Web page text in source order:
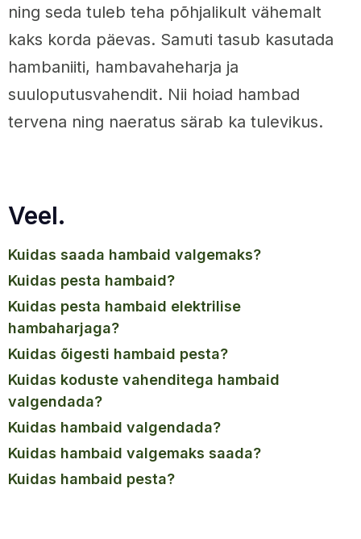
ning seda tuleb teha põhjalikult vähemalt
kaks korda päevas. Samuti tasub kasutada
hambaniiti, hambavaheharja ja
suuloputusvahendit. Nii hoiad hambad
tervena ning naeratus särab ka tulevikus.
Veel.
kuidas saada hambaid valgemaks?
kuidas pesta hambaid?
kuidas pesta hambaid elektrilise
hambaharjaga?
kuidas õigesti hambaid pesta?
kuidas koduste vahenditega hambaid
valgendada?
kuidas hambaid valgendada?
kuidas hambaid valgemaks saada?
kuidas hambaid pesta?